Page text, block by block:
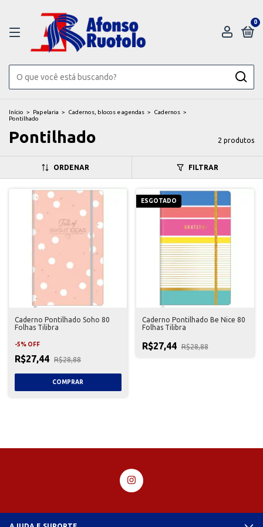
0
Início > Papelaria > Cadernos, blocos e agendas > Cadernos >
Pontilhado
Pontilhado 2 produtos
ORDENAR FILTRAR
Caderno Pontilhado Soho 80
Folhas Tilibra
-5% OFF
R$27,44 R$28,88
ESGOTADO
Caderno Pontilhado Be Nice 80
Folhas Tilibra
R$27,44 R$28,88